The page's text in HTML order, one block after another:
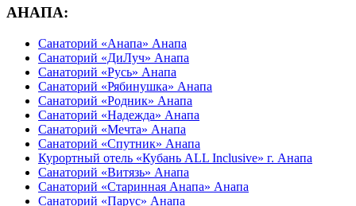
АНАПА:
Санаторий «Анапа» Анапа
Санаторий «ДиЛуч» Анапа
Санаторий «Русь» Анапа
Санаторий «Рябинушка» Анапа
Санаторий «Родник» Анапа
Санаторий «Надежда» Анапа
Санаторий «Мечта» Анапа
Санаторий «Спутник» Анапа
Курортный отель «Кубань ALL Inclusive» г. Анапа
Санаторий «Витязь» Анапа
Санаторий «Старинная Анапа» Анапа
Санаторий «Парус» Анапа